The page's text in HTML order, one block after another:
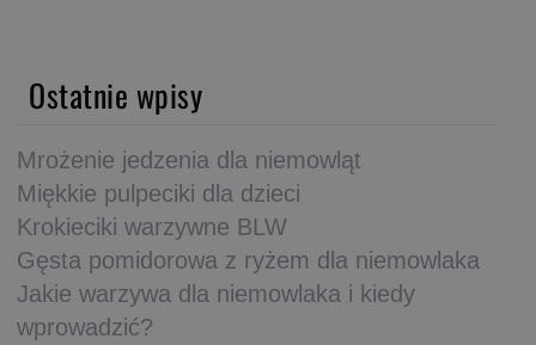
Ostatnie wpisy
Mrożenie jedzenia dla niemowląt
Miękkie pulpeciki dla dzieci
Krokieciki warzywne BLW
Gęsta pomidorowa z ryżem dla niemowlaka
Jakie warzywa dla niemowlaka i kiedy
wprowadzić?